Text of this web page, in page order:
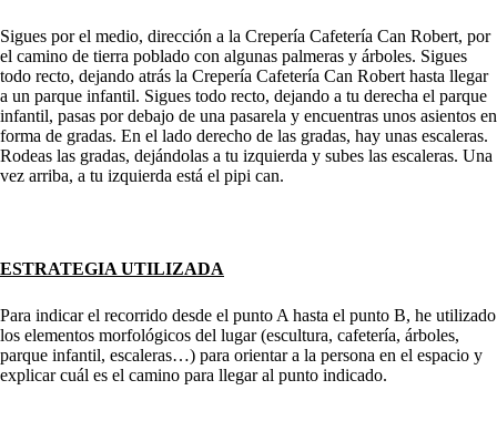
Sigues por el medio, dirección a la Crepería Cafetería Can Robert, por
el camino de tierra poblado con algunas palmeras y árboles. Sigues
todo recto, dejando atrás la Crepería Cafetería Can Robert hasta llegar
a un parque infantil. Sigues todo recto, dejando a tu derecha el parque
infantil, pasas por debajo de una pasarela y encuentras unos asientos en
forma de gradas. En el lado derecho de las gradas, hay unas escaleras.
Rodeas las gradas, dejándolas a tu izquierda y subes las escaleras. Una
vez arriba, a tu izquierda está el pipi can.
ESTRATEGIA UTILIZADA
Para indicar el recorrido desde el punto A hasta el punto B, he utilizado
los elementos morfológicos del lugar (escultura, cafetería, árboles,
parque infantil, escaleras…) para orientar a la persona en el espacio y
explicar cuál es el camino para llegar al punto indicado.